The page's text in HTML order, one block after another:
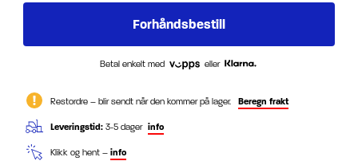
Betal enkelt med eller
Restordre – blir sendt når den kommer på lager. Beregn frakt
Leveringstid: 3-5 dager info
Klikk og hent – info